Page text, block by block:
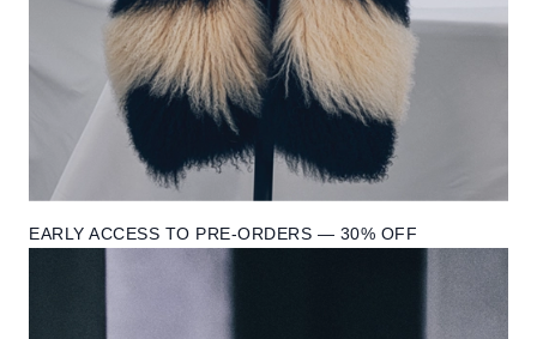
EARLY ACCESS TO PRE-ORDERS — 30% OFF